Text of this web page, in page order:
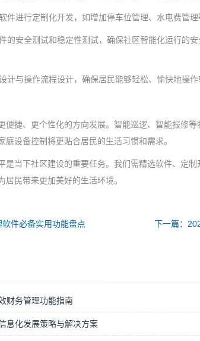
件进行定制化开发，如增加停车位管理、水电费管理
的安全测试和稳定性测试，确保社区智能化运行的
计与操作流程设计，确保居民能够轻松、愉快地操
便捷、更个性化的方向发展。智能巡逻、智能报修等
设备控制将更贴合居民的生活习惯和需求。
是当下社区建设的重要任务。我们需精选软件、定
民带来更加美好的生活环境。
软件必备实用功能盘点 下一篇：
财务管理功能指南
息化发展策略与解决方案